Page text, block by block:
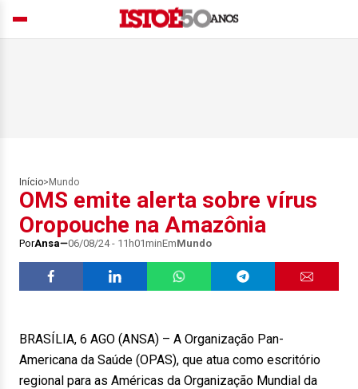
Início> Mundo
OMS emite alerta sobre vírus
Oropouche na Amazônia
PorAnsa 06/08/24 - 11h01minEmMundo
BRASÍLIA, 6 AGO (ANSA) – A Organização Pan-
Americana da Saúde (OPAS), que atua como escritório
regional para as Américas da Organização Mundial da